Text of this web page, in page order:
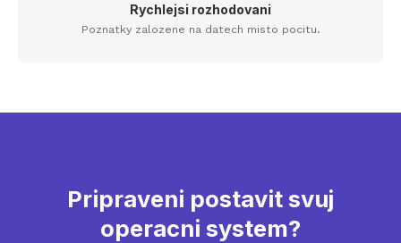
Rychlejsi rozhodovani
Poznatky zalozene na datech misto pocitu.
Pripraveni postavit svuj
operacni system?